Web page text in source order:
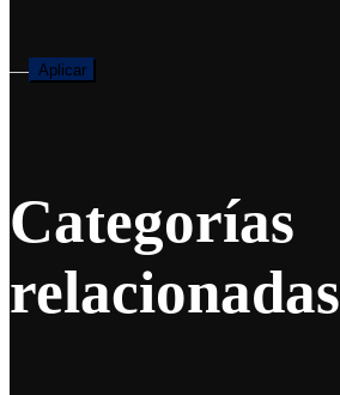
— Aplicar
Categorías
relacionadas